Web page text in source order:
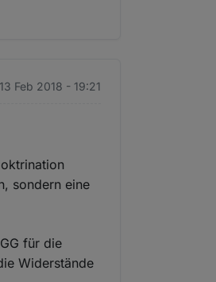
Feb 2018 - 19:21
sondern eine
für die
Widerstände